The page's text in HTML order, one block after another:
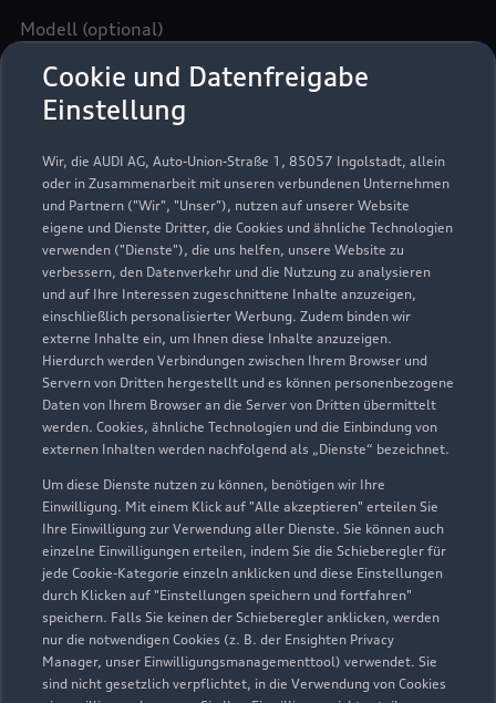
Cookie und Datenfreigabe
Einstellung
Wir, die AUDI AG, Auto-Union-Straße 1, 85057 Ingolstadt, allein
oder in Zusammenarbeit mit unseren verbundenen Unternehmen
und Partnern ("Wir", "Unser"), nutzen auf unserer Website
eigene und Dienste Dritter, die Cookies und ähnliche Technologien
verwenden ("Dienste"), die uns helfen, unsere Website zu
verbessern, den Datenverkehr und die Nutzung zu analysieren
und auf Ihre Interessen zugeschnittene Inhalte anzuzeigen,
einschließlich personalisierter Werbung. Zudem binden wir
externe Inhalte ein, um Ihnen diese Inhalte anzuzeigen.
Hierdurch werden Verbindungen zwischen Ihrem Browser und
Servern von Dritten hergestellt und es können personenbezogene
Daten von Ihrem Browser an die Server von Dritten übermittelt
werden. Cookies, ähnliche Technologien und die Einbindung von
externen Inhalten werden nachfolgend als „Dienste“ bezeichnet.
Um diese Dienste nutzen zu können, benötigen wir Ihre
Einwilligung. Mit einem Klick auf "Alle akzeptieren" erteilen Sie
Ihre Einwilligung zur Verwendung aller Dienste. Sie können auch
einzelne Einwilligungen erteilen, indem Sie die Schieberegler für
jede Cookie-Kategorie einzeln anklicken und diese Einstellungen
durch Klicken auf "Einstellungen speichern und fortfahren"
speichern. Falls Sie keinen der Schieberegler anklicken, werden
nur die notwendigen Cookies (z. B. der Ensighten Privacy
Manager, unser Einwilligungsmanagementtool) verwendet. Sie
sind nicht gesetzlich verpflichtet, in die Verwendung von Cookies